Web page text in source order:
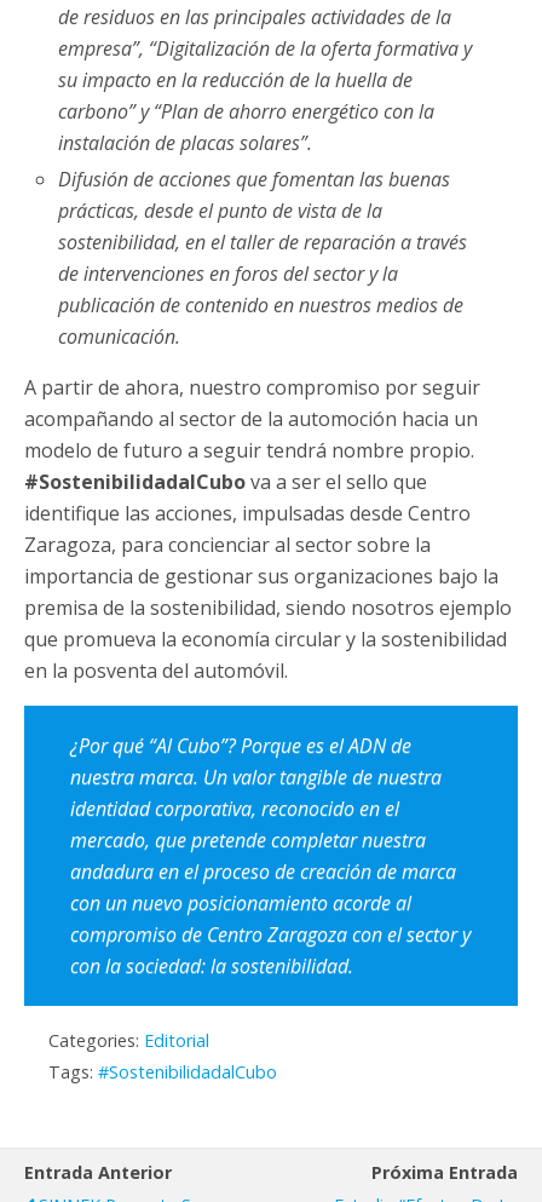
de residuos en las principales actividades de la
empresa”, “Digitalización de la oferta formativa y
su impacto en la reducción de la huella de
carbono” y “Plan de ahorro energético con la
instalación de placas solares”.
Difusión de acciones que fomentan las buenas
prácticas, desde el punto de vista de la
sostenibilidad, en el taller de reparación a través
de intervenciones en foros del sector y la
publicación de contenido en nuestros medios de
comunicación.
A partir de ahora, nuestro compromiso por seguir
acompañando al sector de la automoción hacia un
modelo de futuro a seguir tendrá nombre propio.
#SostenibilidadalCubova a ser el sello que
identifique las acciones, impulsadas desde Centro
Zaragoza, para concienciar al sector sobre la
importancia de gestionar sus organizaciones bajo la
premisa de la sostenibilidad, siendo nosotros ejemplo
que promueva la economía circular y la sostenibilidad
en la posventa del automóvil.
¿Por qué “Al Cubo”? Porque es el ADN de
nuestra marca. Un valor tangible de nuestra
identidad corporativa, reconocido en el
mercado, que pretende completar nuestra
andadura en el proceso de creación de marca
con un nuevo posicionamiento acorde al
compromiso de Centro Zaragoza con el sector y
con la sociedad: la sostenibilidad.
Categories: Editorial
Tags: #SostenibilidadalCubo
Entrada Anterior
Próxima Entrada